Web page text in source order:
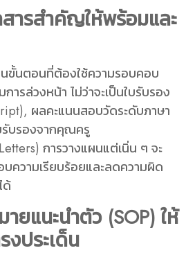
ารสำคัญให้พร้อมและ
นขั้นตอนที่ต้องใช้ความรอบคอบ
ารล่วงหน้า ไม่ว่าจะเป็นใบรับรอง
ผลคะแนนสอบวัดระดับภาษา
บรองจากคุณครู
การวางแผนแต่เนิ่น ๆ จะ
บความเรียบร้อยและลดความผิด
ด้
ยแนะนำตัว (SOP) ให้
งประเด็น